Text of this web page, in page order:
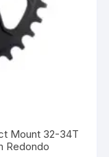
Mount 32-34T
Redondo